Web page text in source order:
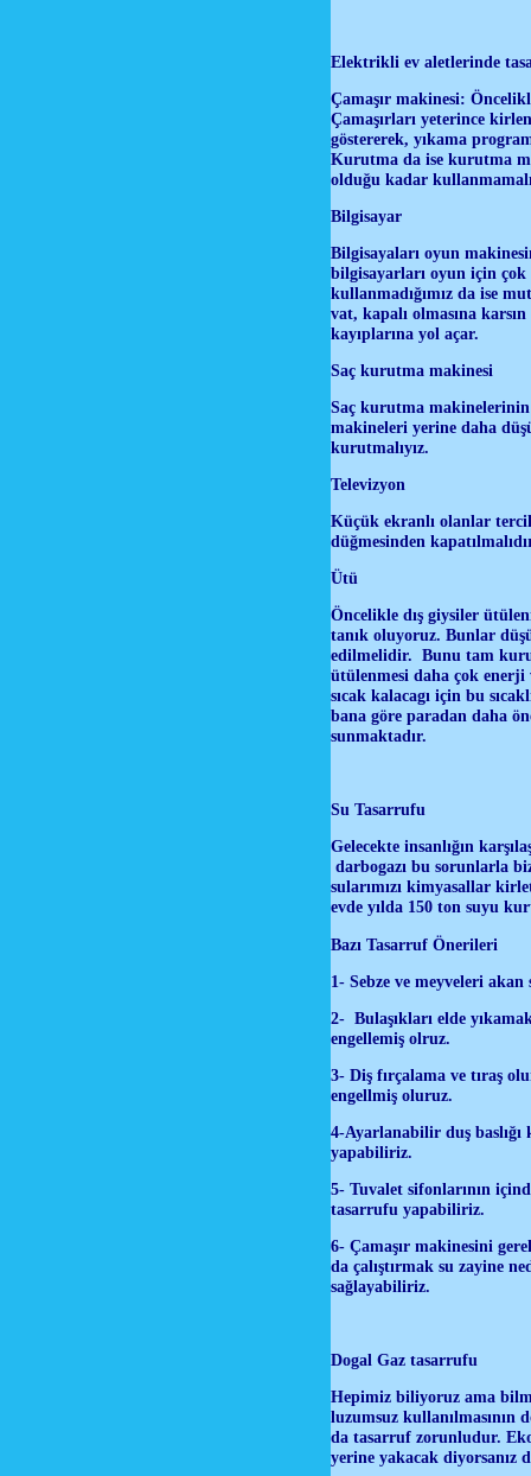
Elektrikli ev aletlerinde
Çamaşır makinesi:
Çamaşırları yeterince
göstererek, yıkama
Kurutma da ise kurutma
olduğu kadar
Bilgisayar
Bilgisayaları oyun
bilgisayarları oyun için çok
kullanmadığımız da ise
vat, kapalı olmasına
kayıplarına yol açar.
Saç kurutma makinesi
Saç kurutma
makineleri yerine daha
kurutmalıyız.
Televizyon
Küçük ekranlı olanlar
düğmesinden
Ütü
Öncelikle dış giysiler
tanık oluyoruz. Bunlar
edilmelidir. Bunu tam
ütülenmesi daha çok
sıcak kalacagı için bu
bana göre paradan daha
sunmaktadır.
Su Tasarrufu
Gelecekte insanlığın
darbogazı bu sorunlarla
sularımızı kimyasallar
evde yılda 150 ton suyu
Bazı Tasarruf Önerileri
1- Sebze ve meyveleri
2- Bulaşıkları elde
engellemiş olruz.
3- Diş fırçalama ve tıraş
engellmiş oluruz.
4-Ayarlanabilir duş
yapabiliriz.
5- Tuvalet sifonlarının
tasarrufu yapabiliriz.
6- Çamaşır makinesini
da çalıştırmak su zayine
sağlayabiliriz.
Dogal Gaz tasarrufu
Hepimiz biliyoruz ama
luzumsuz
da tasarruf zorunludur.
yerine yakacak diyorsanız